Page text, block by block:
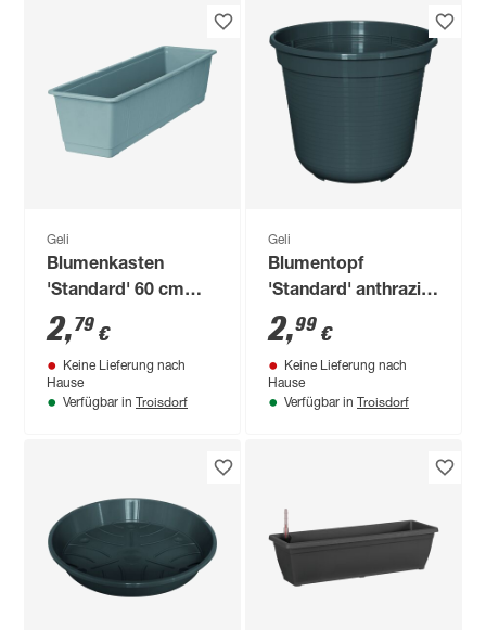
Geli
Blumenkasten
'Standard' 60 cm
betongrau
2,79 €
Keine Lieferung nach
Hause
Verfügbar in Troisdorf
Geli
Blumentopf
'Standard' anthrazit
Ø 20 cm
2,99 €
Keine Lieferung nach
Hause
Verfügbar in Troisdorf